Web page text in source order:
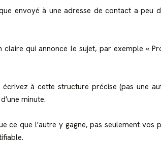
envoyé à une adresse de contact a
qui annonce le sujet, par exemple «
à cette structure précise (pas une
minute.
ce que l'autre y gagne, pas seulement